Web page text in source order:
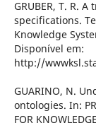
GRUBER, T. R.
specifications.
Knowledge
Disponível em:
http://
GUARINO, N.
ontologies. In:
FOR